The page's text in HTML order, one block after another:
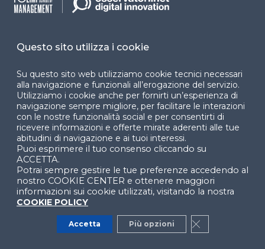
Contenuti suggeriti dell’Osservatorio Data &
Decision Intelligence
Dalla Business Intelligence al Machine
Learning: trend e sfide (2026)
PROGRAMMA TEMATICO
Demand Forecasting e ottimizzazione del
pricing: strategie ed esempi
WEBINAR
Questo sito utilizza i cookie
Su questo sito web utilizziamo cookie tecnici necessari
alla navigazione e funzionali all’erogazione del servizio.
Utilizziamo i cookie anche per fornirti un’esperienza di
navigazione sempre migliore, per facilitare le interazioni
con le nostre funzionalità social e per consentirti di
ricevere informazioni e offerte mirate aderenti alle tue
abitudini di navigazione e ai tuoi interessi.
Puoi esprimere il tuo consenso cliccando su
ACCETTA.
Potrai sempre gestire le tue preferenze accedendo al
nostro COOKIE CENTER e ottenere maggiori
informazioni sui cookie utilizzati, visitando la nostra
COOKIE POLICY
Accetta Più opzioni Close GDPR